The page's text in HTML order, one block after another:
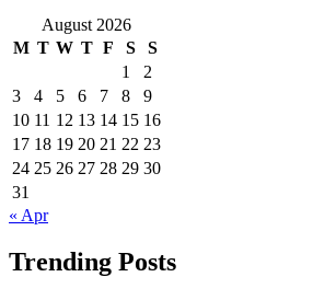
August 2026
M T W T F S
S
1
2
3
4 5 6 7 8
9
10 11 12 13 14 15 16
17 18 19 20 21 22 23
24 25 26 27 28 29 30
31
« Apr
Trending Posts